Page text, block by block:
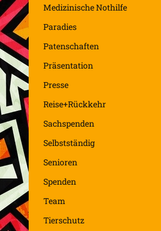
Medizinische Nothilfe
Paradies
Patenschaften
Präsentation
Presse
Reise+Rückkehr
Sachspenden
Selbstständig
Senioren
Spenden
Team
Tierschutz